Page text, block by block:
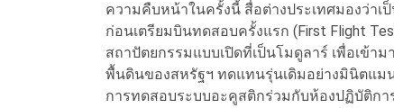
ความคืบหน้าในครั้งนี้ สื่อต่างประเทศมองว่าเ
ก่อนเตรียมบินทดสอบครั้งแรก (First Flight
สถาปัตยกรรมแบบเปิดที่เป็นโมดูลาร์ เพื่อเข้า
พื้นดินของสหรัฐฯ ทดแทนรุ่นเดิมอย่างมินิตแมน
การทดสอบระบบอะคูสติกร่วมกับห้องปฏิบัติกา